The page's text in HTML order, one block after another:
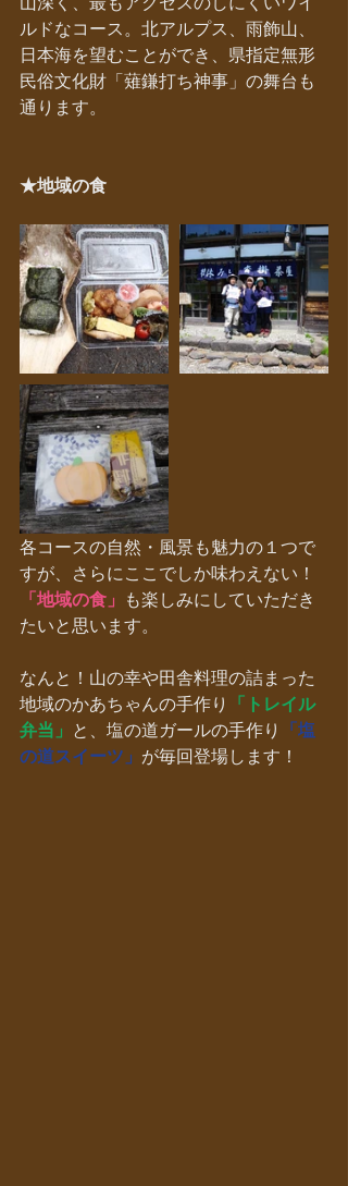
ルドなコース。北アルプス、雨飾山、
日本海を望むことができ、県指定無形
民俗文化財「薙鎌打ち神事」の舞台も
通ります。
★地域の食
各コースの自然・風景も魅力の１つで
すが、さらにここでしか味わえない！
「地域の食」 も楽しみにしていただき
たいと思います。
なんと！山の幸や田舎料理の詰まった
地域のかあちゃんの手作り
「トレイル
弁当」 と、塩の道ガールの手作り
「塩
の道スイーツ」 が毎回登場します！